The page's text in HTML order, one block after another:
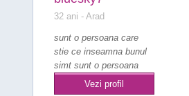
32 ani - Arad
sunt o persoana care
stie ce inseamna bunul
simt sunt o persoana
zambareata si i..
Vezi profil